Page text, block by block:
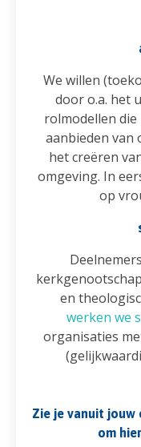
We willen
door o.a. het
rolmodellen
aanbieden van
het creëren
omgeving. In
op
en
werken we
organisaties
Zie je vanuit
om